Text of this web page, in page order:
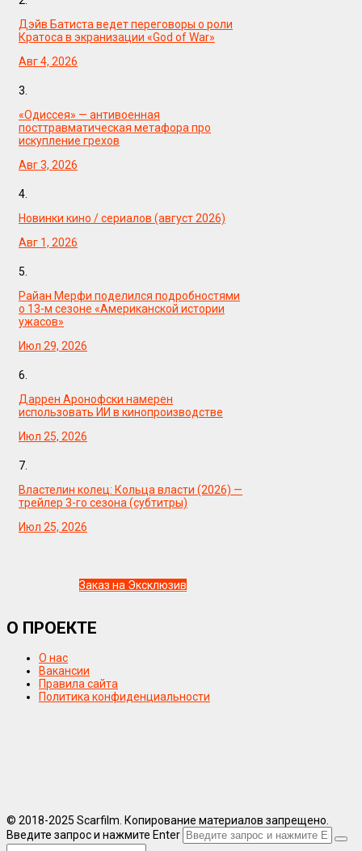
Дэйв Батиста ведет переговоры о роли
Кратоса в экранизации «God of War»
Авг 4, 2026
3.
«Одиссея» — антивоенная
посттравматическая метафора про
искупление грехов
Авг 3, 2026
4.
Новинки кино / сериалов (август 2026)
Авг 1, 2026
5.
Райан Мерфи поделился подробностями
о 13-м сезоне «Американской истории
ужасов»
Июл 29, 2026
6.
Даррен Аронофски намерен
использовать ИИ в кинопроизводстве
Июл 25, 2026
7.
Властелин колец: Кольца власти (2026) —
трейлер 3-го сезона (субтитры)
Июл 25, 2026
Заказ на Эксклюзив
О ПРОЕКТЕ
О нас
Вакансии
Правила сайта
Политика конфиденциальности
© 2018-2025 Scarfilm. Копирование материалов запрещено.
Введите запрос и нажмите Enter